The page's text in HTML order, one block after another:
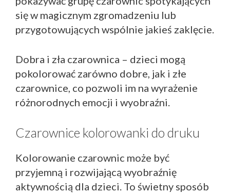
się w magicznym zgromadzeniu lub
przygotowujących wspólnie jakieś zaklęcie.
Dobra i zła czarownica – dzieci mogą
pokolorować zarówno dobre, jak i złe
czarownice, co pozwoli im na wyrażenie
różnorodnych emocji i wyobraźni.
Czarownice kolorowanki do druku
Kolorowanie czarownic może być
przyjemną i rozwijającą wyobraźnię
aktywnością dla dzieci. To świetny sposób